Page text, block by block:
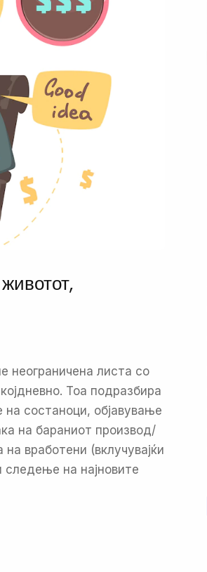
неограничена листа со
Тоа подразбира
состаноци, објавување
на бараниот производ/
вработени (вклучувајќи
следење на најновите